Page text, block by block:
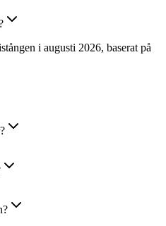
i augusti 2026, baserat på